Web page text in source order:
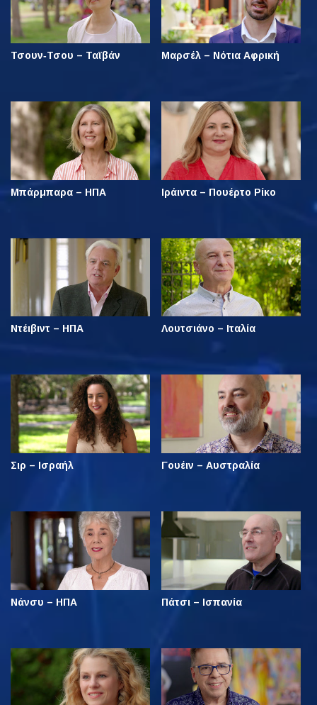
Τσουν‑Τσου – Ταϊβάν Μαρσέλ – Νότια Αφρική
Μπάρμπαρα – ΗΠΑ Ιράιντα – Πουέρτο Ρίκο
Ντέιβιντ – ΗΠΑ Λουτσιάνο – Ιταλία
Σιρ – Ισραήλ Γουέιν – Αυστραλία
Νάνσυ – ΗΠΑ Πάτσι – Ισπανία